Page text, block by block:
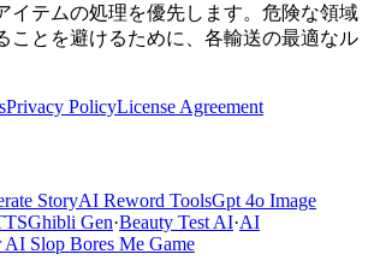
イテムの処理を優先します。危険な領域
ことを避けるために、各輸送の最適なル
Privacy PolicyLicense Agreement
StoryAI Reword ToolsGpt 4o Image
Ghibli Gen·Beauty Test AI·AI
AI Slop Bores Me Game